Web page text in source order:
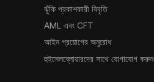
ঝুঁকি প্রকাশকারী বিবৃতি
AML এবং CFT
আইন প্রয়োগের অনুরোধ
হুইসেলব্লোয়ারদের সাথে যোগাযোগ করুন